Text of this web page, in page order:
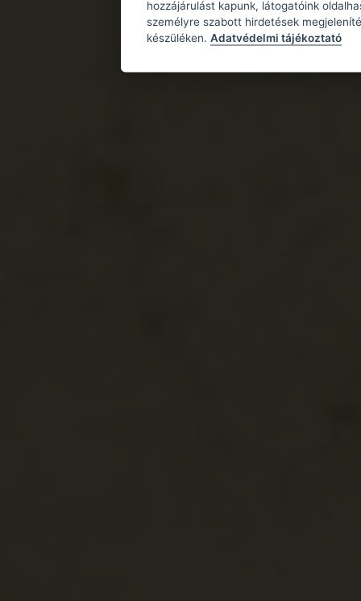
hozzájárulást kapunk, látogatóink
személyre szabott hirdetések
készüléken. Adatvédelmi tájékoztató